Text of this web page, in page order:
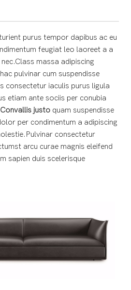
purus tempor dapibus ac eu
feugiat leo laoreet a a
massa adipiscing
pulvinar cum suspendisse
consectetur iaculis purus ligula
etiam ante sociis per conubia
Convallis justo quam suspendisse
per condimentum a adipiscing
consectetur
arcu curae magnis eleifend
sapien duis scelerisque